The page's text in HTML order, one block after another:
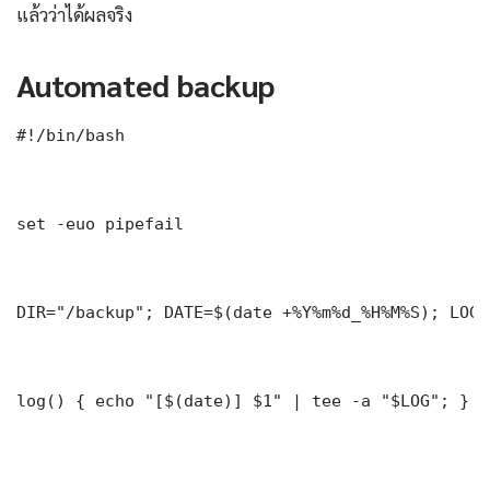
แล้วว่าได้ผลจริง
Automated backup
#!/bin/bash
set -euo pipefail
DIR="/backup"; DATE=$(date +%Y%m%d_%H%M%S);
log() { echo "[$(date)] $1" | tee -a "$LOG"; }